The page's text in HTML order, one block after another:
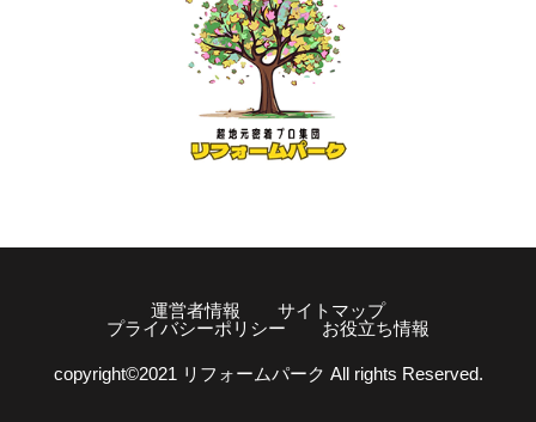
運営者情報
サイトマップ
プライバシーポリシー
お役立ち情報
copyright©️2021 リフォームパーク All rights Reserved.